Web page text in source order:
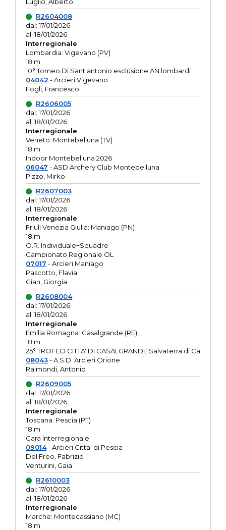
R2604008
dal: 17/01/2026
al: 18/01/2026
Interregionale
Lombardia: Vigevano (PV)
18 m
10° Torneo Di Sant'antonio esclusione AN lombardi
04042 - Arcieri Vigevano
Fogli, Francesco
R2606005
dal: 17/01/2026
al: 18/01/2026
Interregionale
Veneto: Montebelluna (TV)
18 m
Indoor Montebelluna 2026
06047 - ASD Archery Club Montebelluna
Pizzo, Mirko
R2607003
dal: 17/01/2026
al: 18/01/2026
Interregionale
Friuli Venezia Giulia: Maniago (PN)
18 m
O.R. Individuale+Squadre
Campionato Regionale OL
07017 - Arcieri Maniago
Pascotto, Flavia
Cian, Giorgia
R2608004
dal: 17/01/2026
al: 18/01/2026
Interregionale
Emilia Romagna: Casalgrande (RE)
18 m
25° TROFEO CITTA' DI CASALGRANDE Salvaterra di Ca
08043- A.S.D. Arcieri Orione
Raimondi, Antonio
R2609005
dal: 17/01/2026
al: 18/01/2026
Interregionale
Toscana: Pescia (PT)
18 m
Gara Interregionale
09014- Arcieri Citta' di Pescia
Del Freo, Fabrizio
Venturini, Gaia
R2610003
dal: 17/01/2026
al: 18/01/2026
Interregionale
Marche: Montecassiano (MC)
18 m